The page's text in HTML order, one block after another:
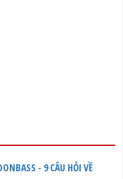
- 9 CÂU HỎI VỀ